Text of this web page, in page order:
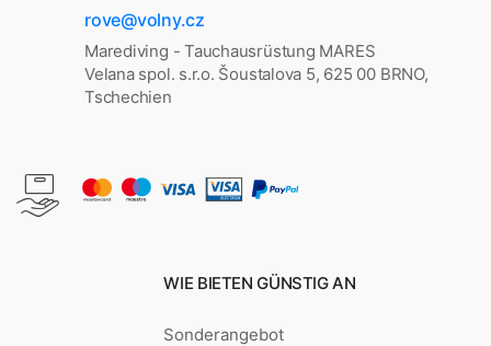
rove@volny.cz
Marediving - Tauchausrüstung MARES
Velana spol. s.r.o. Šoustalova 5, 625 00 BRNO,
Tschechien
WIE BIETEN GÜNSTIG AN
Sonderangebot